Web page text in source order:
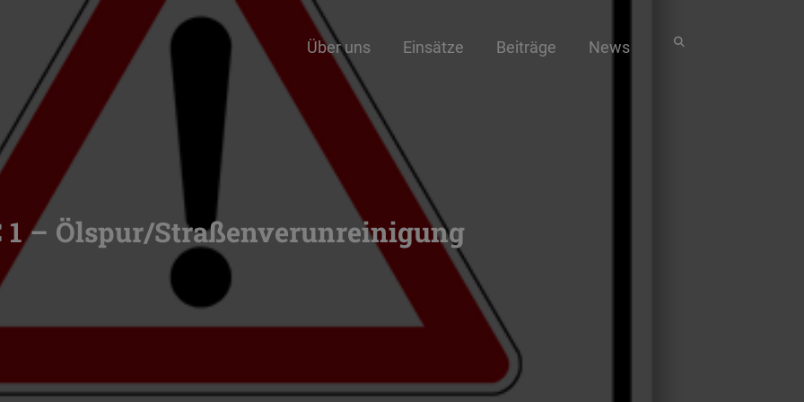
Über uns Einsätze Beiträge News
1 – Ölspur/Straßenverunreinigung